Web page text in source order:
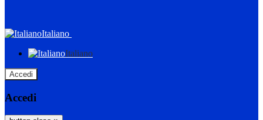
Italiano
Italiano
Accedi
Accedi